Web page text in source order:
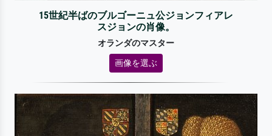
15世紀半ばのブルゴーニュ公ジョンフィアレ
スジョンの肖像。
オランダのマスター
画像を選ぶ